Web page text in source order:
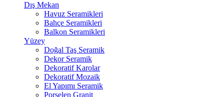
Dış Mekan
Havuz Seramikleri
Bahçe Seramikleri
Balkon Seramikleri
Yüzey
Doğal Taş Seramik
Dekor Seramik
Dekoratif Karolar
Dekoratif Mozaik
El Yapımı Seramik
Porselen Granit